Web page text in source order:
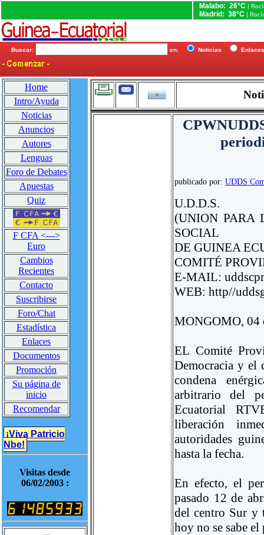
Malabo: 26°C |
Madrid: 38°C |
Buscar: en: Noticias
Home
Intro/Ayuda
Noticias
Anuncios
Autores
Lenguas
Foro de Debates
Apuestas
Quiz
F CFA <--->
Euro
Cambios
Recientes
Contacto
Suscribirse
Foro/Chat
Estadística
Enlaces
Documentos
Promoción
Su página de
inicio
Recomendar
¡Viva Patricio
Nbe!
Visitas desde
06/02/2003 :
publicado por: UDDS
U.D.D.S.
(UNION PARA
SOCIAL
DE GUINEA
COMITÉ
E-MAIL:
WEB: http//
MONGOMO, 04
EL Comité
Democracia y el
condena
arbitrario del
Ecuatorial
liberación
autoridades
hasta la fecha.
En efecto, el
pasado 12 de
del centro Sur y
hoy no se sabe